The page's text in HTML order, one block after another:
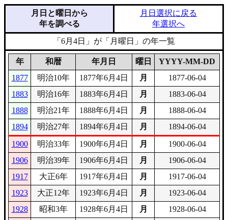
月日と曜日から
年を調べる
月日選択に戻る
年選択へ
「6月4日」が「月曜日」の年一覧
年 和暦 年月日 曜日
YYYY-MM-DD
1877
明治10年 1877年6月4日 月
1877-06-04
1883
明治16年 1883年6月4日 月
1883-06-04
1888
明治21年 1888年6月4日 月
1888-06-04
1894
明治27年 1894年6月4日 月
1894-06-04
1900
明治33年 1900年6月4日 月
1900-06-04
1906
明治39年 1906年6月4日 月
1906-06-04
1917
大正6年 1917年6月4日 月
1917-06-04
1923
大正12年 1923年6月4日 月
1923-06-04
1928
昭和3年 1928年6月4日 月
1928-06-04